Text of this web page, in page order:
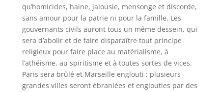
qu’homicides, haine, jalousie, mensonge et discorde,
sans amour pour la patrie ni pour la famille. Les
gouvernants civils auront tous un même dessein, qui
sera d’abolir et de faire disparaître tout principe
religieux pour faire place au matérialisme, à
l’athéisme, au spiritisme et à toutes sortes de vices.
Paris sera brûlé et Marseille englouti ; plusieurs
grandes villes seront ébranlées et englouties par des